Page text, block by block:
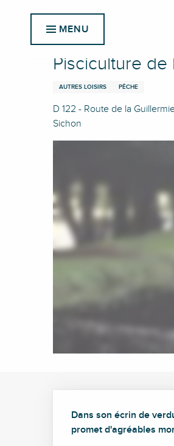
MENU
Accueil Pisciculture de
Pisciculture de
AUTRES LOISIRS PÊCHE
D 122 - Route de la
Sichon
Dans son écrin de
promet d'agréables